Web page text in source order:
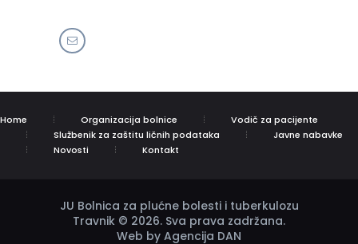
Home Organizacija bolnice
Vodič za pacijente
Službenik za zaštitu ličnih podataka
Javne nabavke
Novosti
Kontakt
JU Bolnica za plućne bolesti i tuberkulozu
Travnik © 2026. Sva prava zadržana.
Web by Agencija DAN